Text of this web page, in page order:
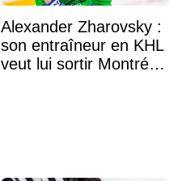
Alexander Zharovsky :
son entraîneur en KHL
veut lui sortir Montréal